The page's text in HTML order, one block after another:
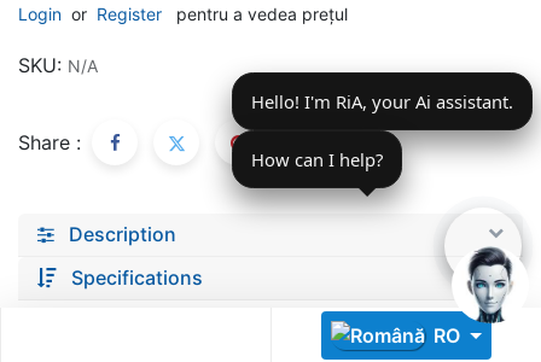
RO
Login or Register pentru a vedea prețul
SKU: N/A
Share :
Description
Specifications
Platformă integrată pentru managementul flotei de roboți
Monitorizare în timp real și analiză date
Conectează roboți, software și servicii într-o singură
soluție
Scalabil de la 1 robot la zeci de unități
Află mai mult
Hello! I'm RiA, your Ai assistant.
How can I help?